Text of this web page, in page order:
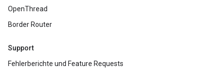
OpenThread
Border Router
Support
Fehlerberichte und Feature Requests